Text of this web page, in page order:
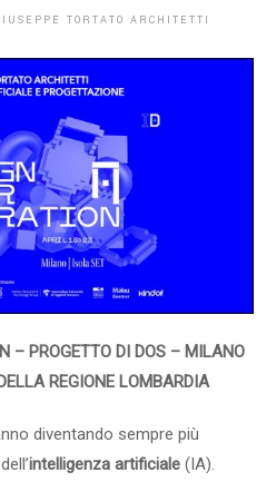
TORTATO ARCHITETTI
– PROGETTO DI DOS – MILANO
REGIONE LOMBARDIA
diventando sempre più
intelligenza artificiale (IA).